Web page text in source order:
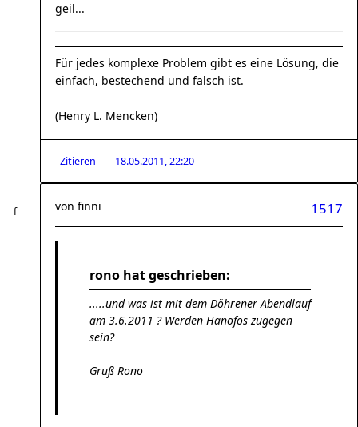
geil...
Für jedes komplexe Problem gibt es eine Lösung, die
einfach, bestechend und falsch ist.
(Henry L. Mencken)
Zitieren 18.05.2011, 22:20
1517
von finni
rono hat geschrieben:
.....und was ist mit dem Döhrener Abendlauf
am 3.6.2011 ? Werden Hanofos zugegen
sein?
Gruß Rono